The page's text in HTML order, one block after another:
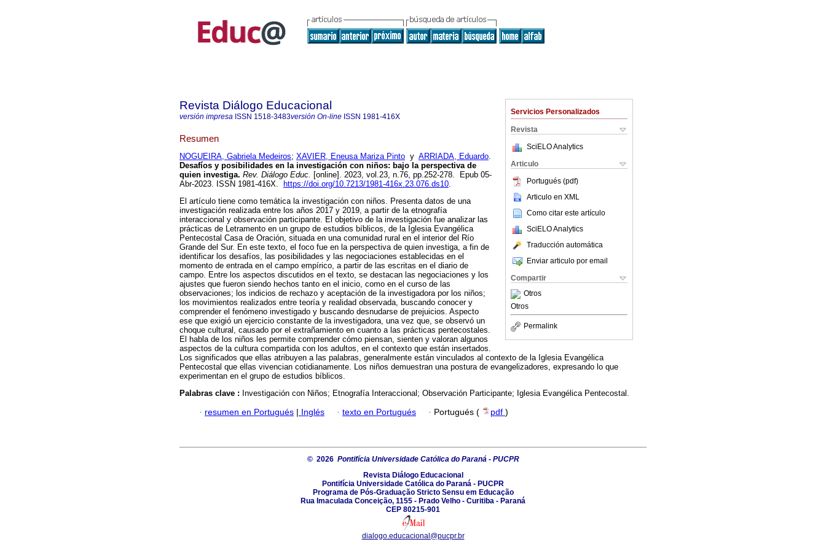
Servicios Personalizados
Revista
SciELO Analytics
Articulo
Portugués (pdf)
Articulo en XML
Como citar este artículo
SciELO Analytics
Traducción automática
Enviar articulo por email
Compartir
Otros
Otros
Permalink
Revista Diálogo Educacional
versión impresa ISSN 1518-3483versión On-line ISSN 1981-416X
Resumen
NOGUEIRA, Gabriela Medeiros; XAVIER, Eneusa Mariza Pinto y ARRIADA, Eduardo.
Desafíos y posibilidades en la investigación con niños: bajo la perspectiva de
quien investiga. Rev. Diálogo Educ. [online]. 2023, vol.23, n.76, pp.252-278. Epub 05-
Abr-2023. ISSN 1981-416X.
https://doi.org/10.7213/1981-416x.23.076.ds10.
El artículo tiene como temática la investigación con niños. Presenta datos de una
investigación realizada entre los años 2017 y 2019, a partir de la etnografía
interaccional y observación participante. El objetivo de la investigación fue analizar las
prácticas de Letramento en un grupo de estudios bíblicos, de la Iglesia Evangélica
Pentecostal Casa de Oración, situada en una comunidad rural en el interior del Río
Grande del Sur. En este texto, el foco fue en la perspectiva de quien investiga, a fin de
identificar los desafíos, las posibilidades y las negociaciones establecidas en el
momento de entrada en el campo empírico, a partir de las escritas en el diario de
campo. Entre los aspectos discutidos en el texto, se destacan las negociaciones y los
ajustes que fueron siendo hechos tanto en el inicio, como en el curso de las
observaciones; los indicios de rechazo y aceptación de la investigadora por los niños;
los movimientos realizados entre teoría y realidad observada, buscando conocer y
comprender el fenómeno investigado y buscando desnudarse de prejuicios. Aspecto
ese que exigió un ejercicio constante de la investigadora, una vez que, se observó un
choque cultural, causado por el extrañamiento en cuanto a las prácticas pentecostales.
El habla de los niños les permite comprender cómo piensan, sienten y valoran algunos
aspectos de la cultura compartida con los adultos, en el contexto que están insertados.
Los significados que ellas atribuyen a las palabras, generalmente están vinculados al contexto de la Iglesia Evangélica
Pentecostal que ellas vivencian cotidianamente. Los niños demuestran una postura de evangelizadores, expresando lo que
experimentan en el grupo de estudios bíblicos.
Palabras clave : Investigación con Niños; Etnografía Interaccional; Observación Participante; Iglesia Evangélica Pentecostal.
· resumen en Portugués | Inglés · texto en Portugués · Portugués ( pdf )
© 2026 Pontifícia Universidade Católica do Paraná - PUCPR
Revista Diálogo Educacional
Pontifícia Universidade Católica do Paraná - PUCPR
Programa de Pós-Graduação Stricto Sensu em Educação
Rua Imaculada Conceição, 1155 - Prado Velho - Curitiba - Paraná
CEP 80215-901
dialogo.educacional@pucpr.br